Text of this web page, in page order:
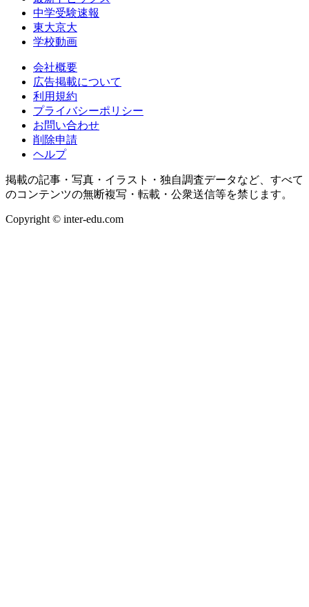
中学受験速報
東大京大
学校動画
会社概要
広告掲載について
利用規約
プライバシーポリシー
お問い合わせ
削除申請
ヘルプ
掲載の記事・写真・イラスト・独自調査データなど、すべて
のコンテンツの無断複写・転載・公衆送信等を禁じます。
Copyright © inter-edu.com